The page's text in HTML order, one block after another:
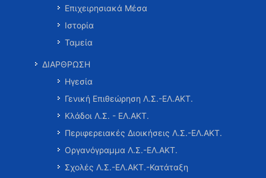
Επιχειρησιακά Μέσα
Ιστορία
Ταμεία
ΔΙΑΡΘΡΩΣΗ
Ηγεσία
Γενική Επιθεώρηση Λ.Σ.-ΕΛ.ΑΚΤ.
Κλάδοι Λ.Σ. - ΕΛ.ΑΚΤ.
Περιφερειακές Διοικήσεις Λ.Σ.-ΕΛ.ΑΚΤ.
Οργανόγραμμα Λ.Σ.-ΕΛ.ΑΚΤ.
Σχολές Λ.Σ.-ΕΛ.ΑΚΤ.-Κατάταξη